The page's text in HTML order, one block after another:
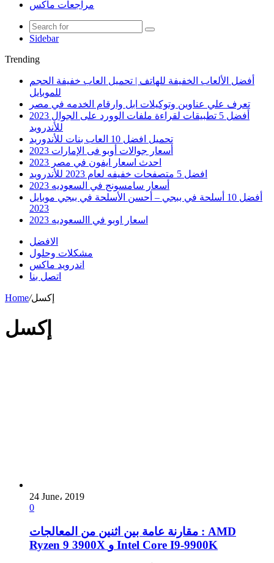
مراجعات ماكس
Sidebar
Trending
أفضل الألعاب الخفيفة للهاتف | تحميل العاب خفيفة الحجم
للموبايل
تعرف علي عناوين وتوكيلات ابل وارقام الخدمه في مصر
أفضل 5 تطبيقات لقراءة ملفات الوورد على الجوال 2023
للأندرويد
تحميل افضل 10 العاب بنات للأندوريد
أسعار جوالات أوبو فى الإمارات 2023
احدث اسعار ايفون في مصر 2023
افضل 5 متصفحات خفيفه لعام 2023 للأندرويد
أسعار سامسونج في السعوديه 2023
أفضل 10 أسلحة في ببجي – أحسن الأسلحة في ببجي موبايل
2023
اسعار اوبو في االسعوديه 2023
الافضل
مشكلات وحلول
اندرويد ماكس
اتصل بنا
Home/إكسل
إكسل
24 June، 2019
0
مقارنة عامة بين اثنين من المعالجات : AMD
Ryzen 9 3900X و Intel Core I9-9900K